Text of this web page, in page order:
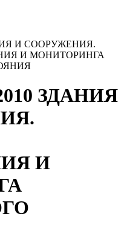
И СООРУЖЕНИЯ.
И МОНИТОРИНГА
ЗДАНИЯ
И